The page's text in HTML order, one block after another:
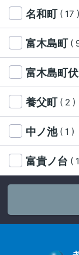
名和町 ( 17 )
富木島町 (
富木島町
養父町 ( 2 )
中ノ池 ( 1 )
富貴ノ台 (